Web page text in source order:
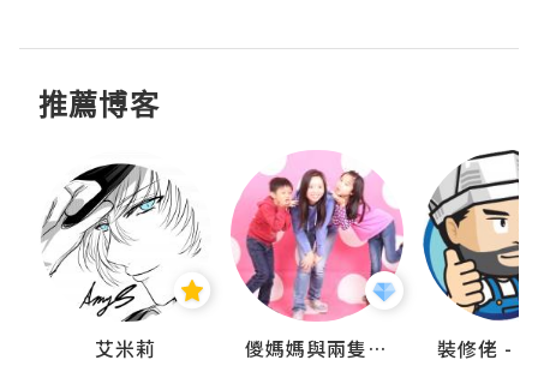
推薦博客
艾米莉 儍媽媽與兩隻小魔怪之家